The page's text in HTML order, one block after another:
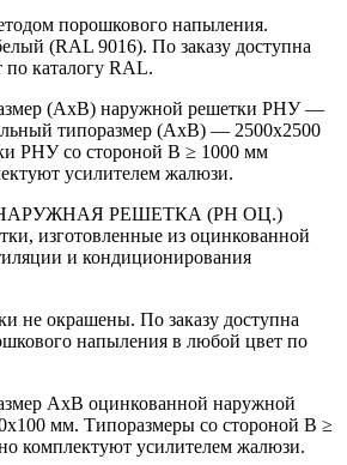
порошкового напыления.
(RAL 9016). По заказу доступна
по каталогу RAL.
(АхВ) наружной решетки РНУ —
типоразмер (АхВ) — 2500х2500
РНУ со стороной В ≥ 1000 мм
усилителем жалюзи.
РЕШЕТКА (РН ОЦ.)
изготовленные из оцинкованной
и кондиционирования
не окрашены. По заказу доступна
напыления в любой цвет по
АхВ оцинкованной наружной
мм. Типоразмеры со стороной В ≥
комплектуют усилителем жалюзи.